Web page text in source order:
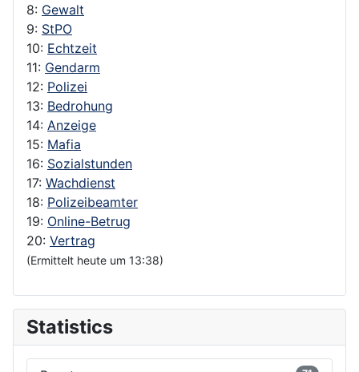
8: Gewalt
9: StPO
10: Echtzeit
11: Gendarm
12: Polizei
13: Bedrohung
14: Anzeige
15: Mafia
16: Sozialstunden
17: Wachdienst
18: Polizeibeamter
19: Online-Betrug
20: Vertrag
(Ermittelt heute um 13:38)
Statistics